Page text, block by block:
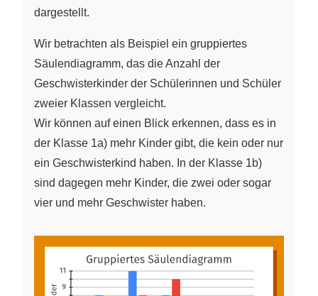
dargestellt.
Wir betrachten als Beispiel ein gruppiertes
Säulendiagramm, das die Anzahl der
Geschwisterkinder der Schülerinnen und Schüler
zweier Klassen vergleicht.
Wir können auf einen Blick erkennen, dass es in
der Klasse 1a) mehr Kinder gibt, die kein oder nur
ein Geschwisterkind haben. In der Klasse 1b)
sind dagegen mehr Kinder, die zwei oder sogar
vier und mehr Geschwister haben.